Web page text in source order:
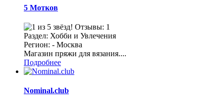
5 Мотков
Отзывы: 1
Раздел: Хобби и Увлечения
Регион: - Москва
Магазин пряжи для вязания....
Подробнее
Nominal.club